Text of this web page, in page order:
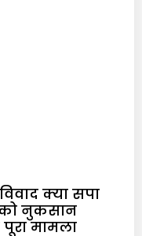
क्या सपा
को नुकसान
मामला